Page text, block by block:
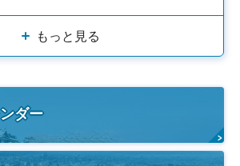
もっと見る
ダー